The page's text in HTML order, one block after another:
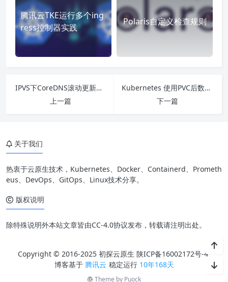
腾讯云TKE运行多个ing
ress控制器实践
Polaris自定义检查规则
IPVS下CoreDNS滚动更新造成的解析失败问题优化
上一篇
Kubernetes 使用PVC后数据丢失分析
下一篇
关于我们
热衷于云原生技术，Kubernetes、Docker、Containerd、Prometh
eus、DevOps、GitOps、Linux技术分享。
版权说明
除特殊说明外本站文章皆由CC-4.0协议发布，转载请注明出处。
Copyright © 2016-2025 初探云原生 陕ICP备16002172号-4
博客基于 腾讯云 稳定运行10年168天
Theme by Puock